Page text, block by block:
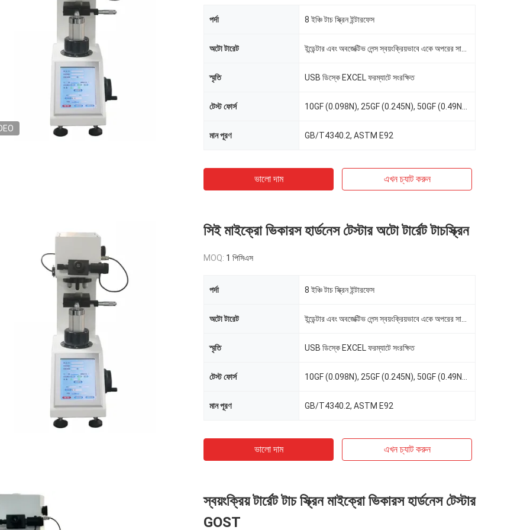
পর্দা 8 ইঞ্চি টাচ স্ক্রিন ইন্টারফেস
অটো টারেট
স্মৃতি USB ডিস্কে EXCEL ফরম্যাটে সংরক্ষিত
টেস্ট ফোর্স
মান পূরণ GB/T4340.2, ASTM E92
ভালো দাম এখন চ্যাট করুন
সিই মাইক্রো ভিকারস হার্ডনেস টেস্টার অটো টার্রেট টাচস্ক্রিন
MOQ: 1 পিসিএস
পর্দা 8 ইঞ্চি টাচ স্ক্রিন ইন্টারফেস
অটো টারেট
স্মৃতি USB ডিস্কে EXCEL ফরম্যাটে সংরক্ষিত
টেস্ট ফোর্স
মান পূরণ GB/T4340.2, ASTM E92
ভালো দাম এখন চ্যাট করুন
স্বয়ংক্রিয় টার্রেট টাচ স্ক্রিন মাইক্রো ভিকারস হার্ডনেস টেস্টার
GOST